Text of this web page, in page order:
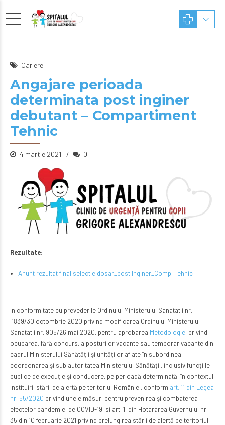
Cariere
Angajare perioada
determinata post inginer
debutant – Compartiment
Tehnic
4 martie 2021 0
Rezultate:
Anunt rezultat final selectie dosar_post Inginer_Comp. Tehnic
–––––––
In conformitate cu prevederile Ordinului Ministerului Sanatatii nr.
1839/30 octombrie 2020 privind modificarea Ordinului Ministerului
Sanatatii nr. 905/26 mai 2020, pentru aprobarea Metodologiei privind
ocuparea, fără concurs, a posturilor vacante sau temporar vacante din
cadrul Ministerului Sănătății și unităților aflate în subordinea,
coordonarea și sub autoritatea Ministerului Sănătății, inclusiv funcțiile
publice de execuție și conducere, pe perioadă determinată, în contextul
instituirii stării de alertă pe teritoriul României, conform art. 11 din Legea
nr. 55/2020 privind unele măsuri pentru prevenirea și combaterea
efectelor pandemiei de COVID-19 si art. 1 din Hotararea Guvernului nr.
35 din 10 februarie 2021 privind prelungirea stării de alertă pe teritoriul